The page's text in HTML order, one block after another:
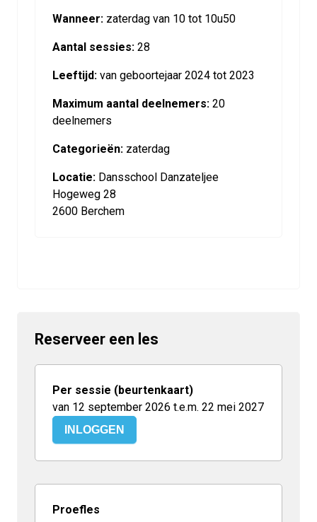
Wanneer: zaterdag van 10 tot 10u50
Aantal sessies: 28
Leeftijd: van geboortejaar 2024 tot 2023
Maximum aantal deelnemers: 20
deelnemers
Categorieën: zaterdag
Locatie: Dansschool Danzateljee
Hogeweg 28
2600 Berchem
Reserveer een les
Per sessie (beurtenkaart)
van 12 september 2026 t.e.m. 22 mei 2027
INLOGGEN
Proefles